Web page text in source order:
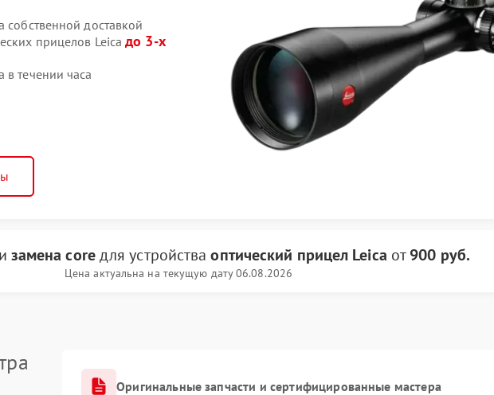
доставкой
прицелов Leicaдо 3-х
течении часа
замена coreдля устройстваоптический прицел Leica от900 руб.
Цена актуальна на текущую дату 06.08.2026
Оригинальные запчасти и сертифицированные мастера